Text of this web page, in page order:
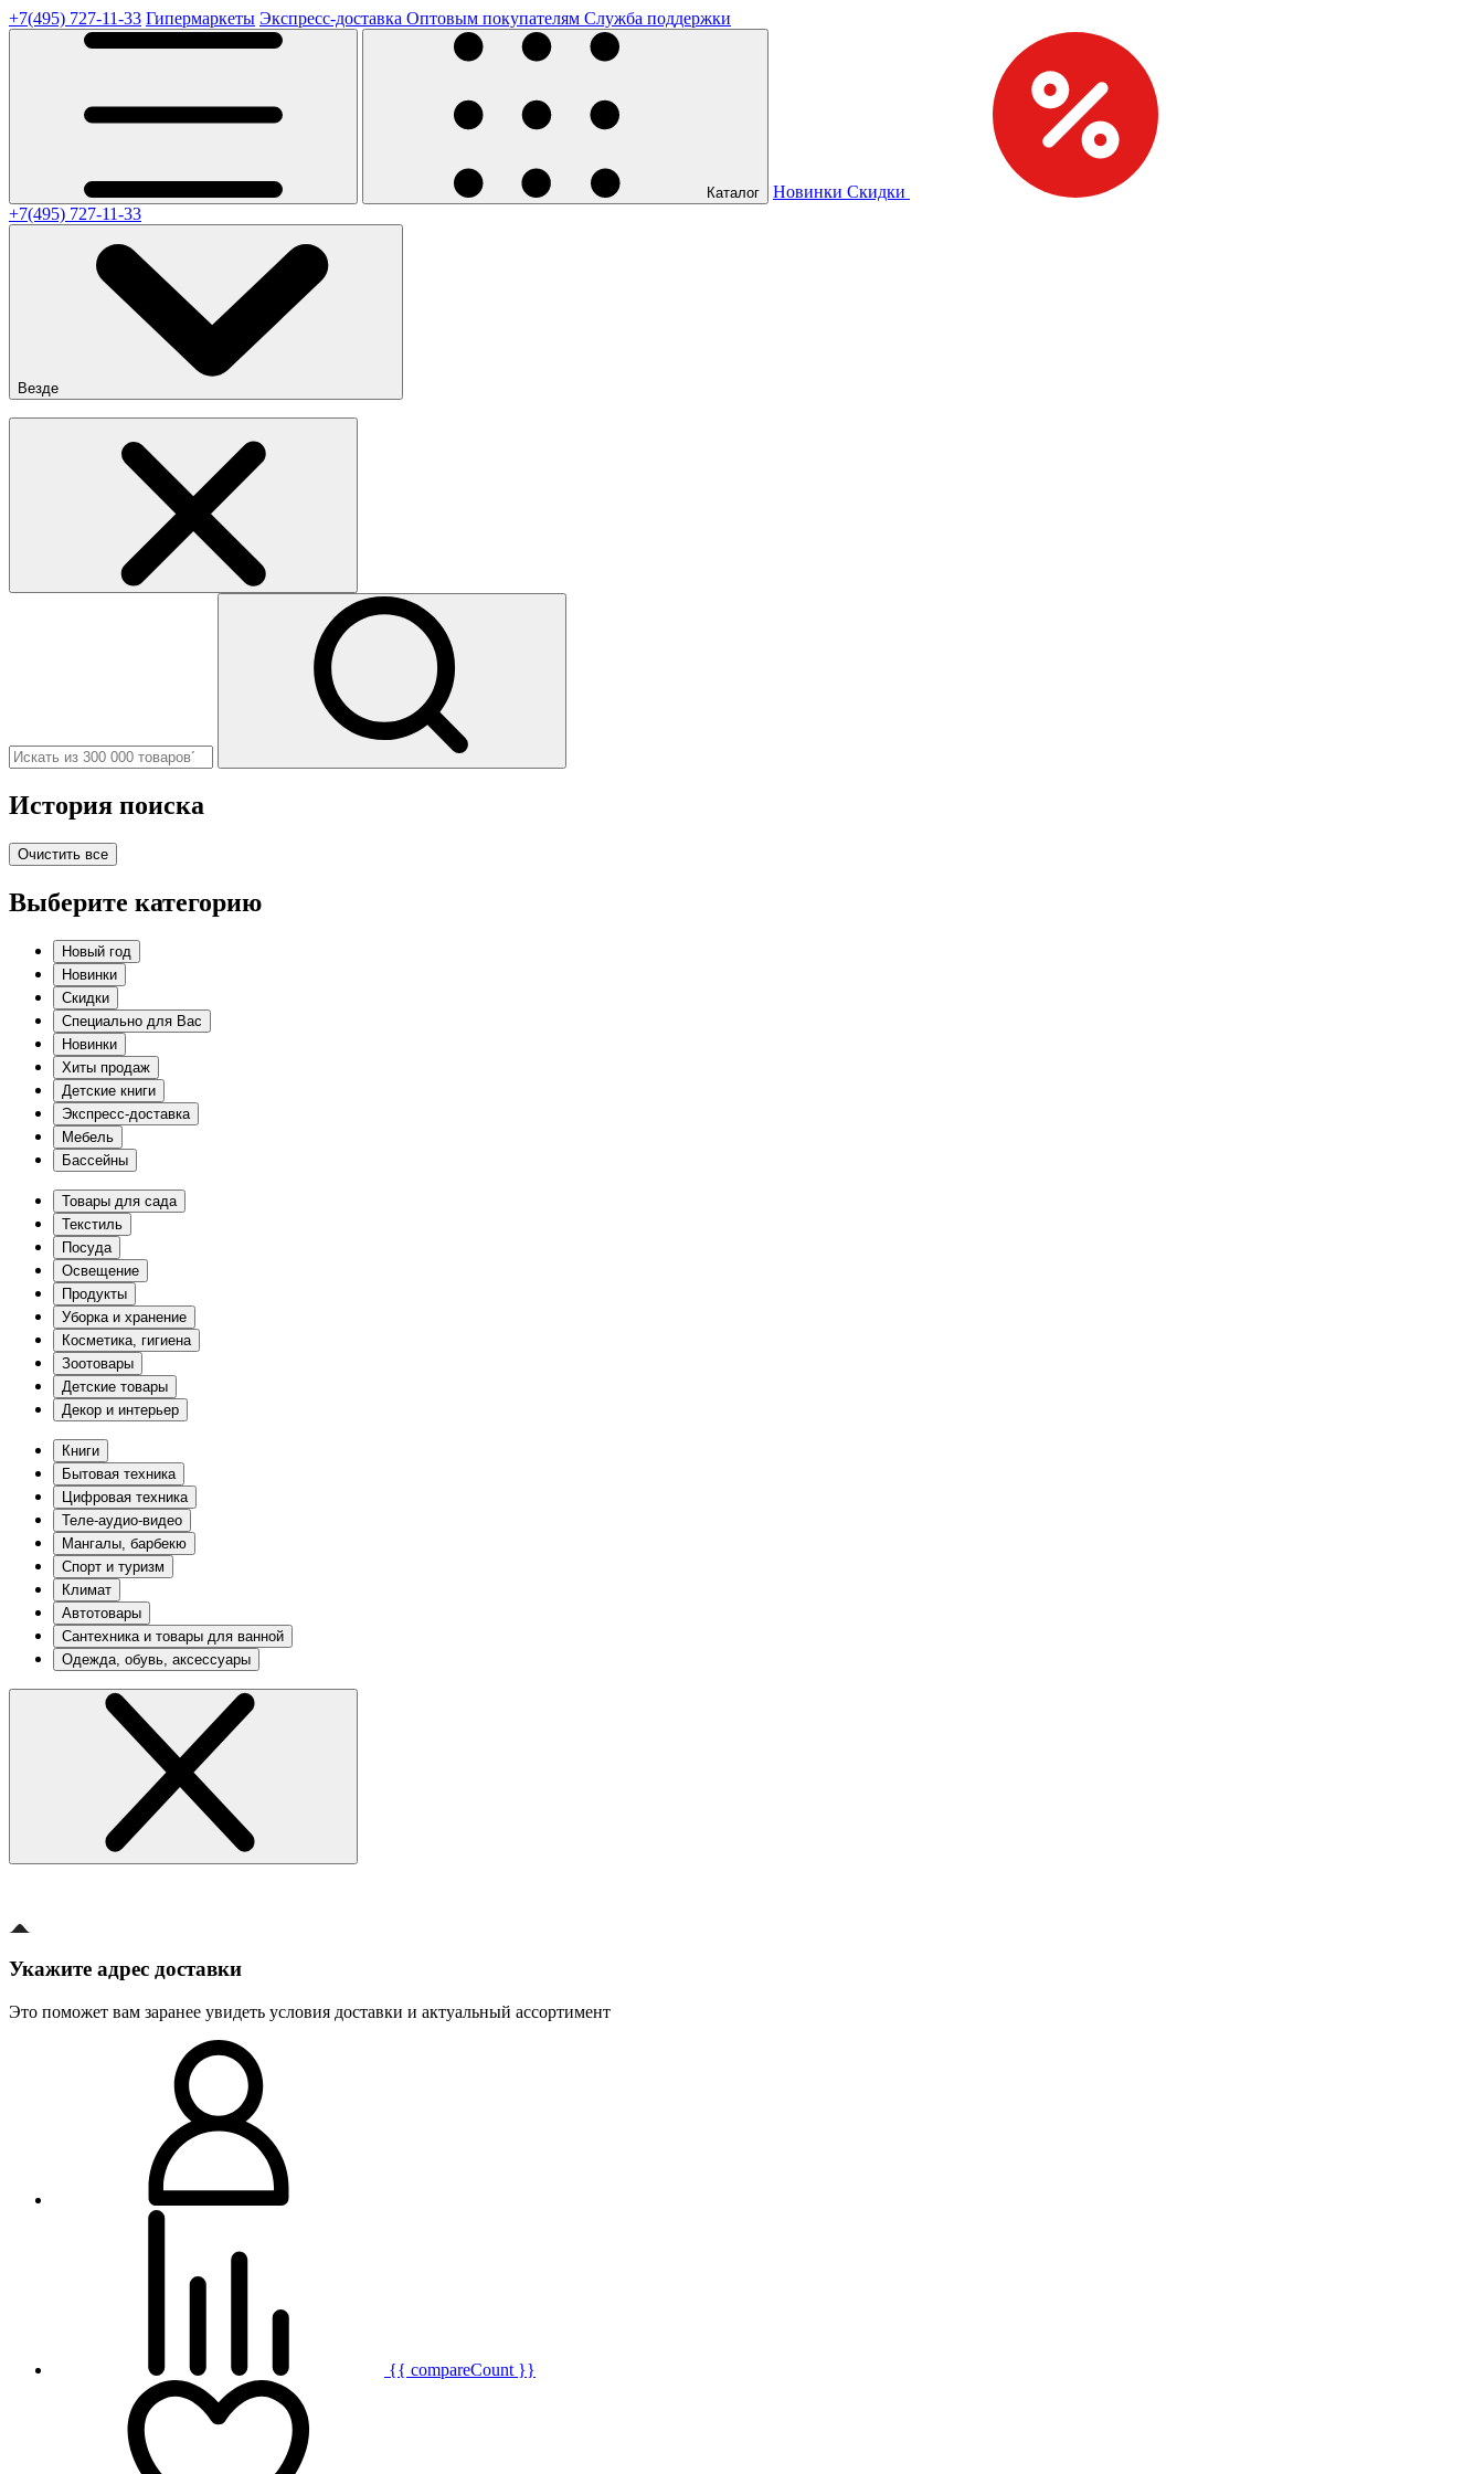
+7(495) 727-11-33 Гипермаркеты Экспресс-доставка Оптовым покупателям Служба поддержки
Каталог Новинки Скидки
+7(495) 727-11-33
Везде
История поиска
Очистить все
Выберите категорию
Новый год
Новинки
Скидки
Специально для Вас
Новинки
Хиты продаж
Детские книги
Экспресс-доставка
Мебель
Бассейны
Товары для сада
Текстиль
Посуда
Освещение
Продукты
Уборка и хранение
Косметика, гигиена
Зоотовары
Детские товары
Декор и интерьер
Книги
Бытовая техника
Цифровая техника
Теле-аудио-видео
Мангалы, барбекю
Спорт и туризм
Климат
Автотовары
Сантехника и товары для ванной
Одежда, обувь, аксессуары
Укажите адрес доставки
Это поможет вам заранее увидеть условия доставки и актуальный ассортимент
{{ compareCount }}